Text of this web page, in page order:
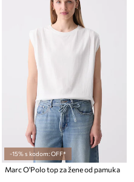
-15% s kodom: OFF*
Marc O'Polo top za žene od pamuka